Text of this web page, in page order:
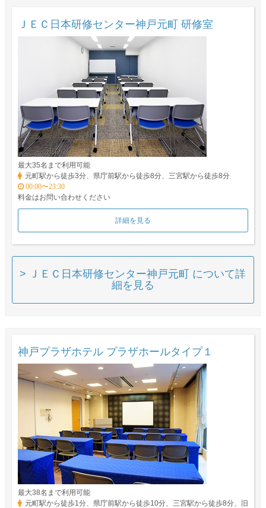
ＪＥＣ日本研修センター神戸元町 研修室
最大35名まで利用可能
元町駅から徒歩3分、県庁前駅から徒歩8分、三宮駅から徒歩8分
00:00〜23:30
料金はお問い合わせください
詳細を見る
> ＪＥＣ日本研修センター神戸元町 について詳
細を見る
神戸プラザホテル プラザホールタイプ１
最大38名まで利用可能
元町駅から徒歩1分、県庁前駅から徒歩10分、三宮駅から徒歩8分、旧